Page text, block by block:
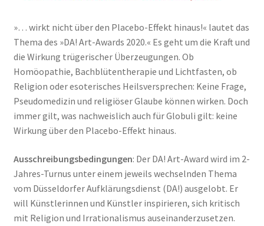
»… wirkt nicht über den Placebo-Effekt hinaus!« lautet das
Thema des »DA! Art-Awards 2020.« Es geht um die Kraft und
die Wirkung trügerischer Überzeugungen. Ob
Homöopathie, Bachblütentherapie und Lichtfasten, ob
Religion oder esoterisches Heilsversprechen: Keine Frage,
Pseudomedizin und religiöser Glaube können wirken. Doch
immer gilt, was nachweislich auch für Globuli gilt: keine
Wirkung über den Placebo-Effekt hinaus.
Ausschreibungsbedingungen: Der DA! Art-Award wird im 2-
Jahres-Turnus unter einem jeweils wechselnden Thema
vom Düsseldorfer Aufklärungsdienst (DA!) ausgelobt. Er
will Künstlerinnen und Künstler inspirieren, sich kritisch
mit Religion und Irrationalismus auseinanderzusetzen.